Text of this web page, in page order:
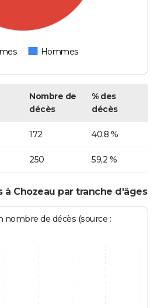
Hommes
Nombre de
décès
% des
décès
172 40,8 %
250 59,2 %
à Chozeau par tranche d'âges
de décès (source :